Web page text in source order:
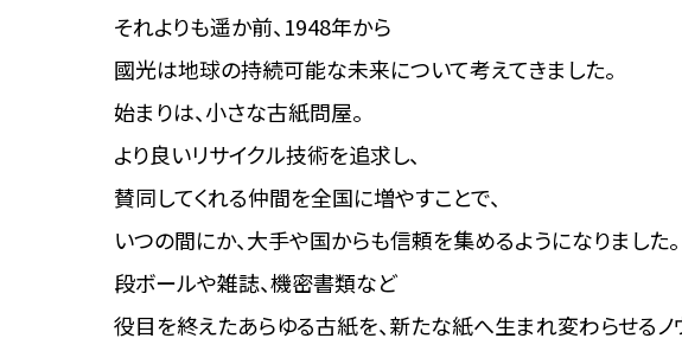
それよりも遥か前、1948年から
國光は地球の持続可能な未来について考えてきました。
始まりは、小さな古紙問屋。
より良いリサイクル技術を追求し、
賛同してくれる仲間を全国に増やすことで、
いつの間にか、大手や国からも信頼を集めるようになりました。
段ボールや雑誌、機密書類など
役目を終えたあらゆる古紙を、新たな紙へ生まれ変わらせるノ